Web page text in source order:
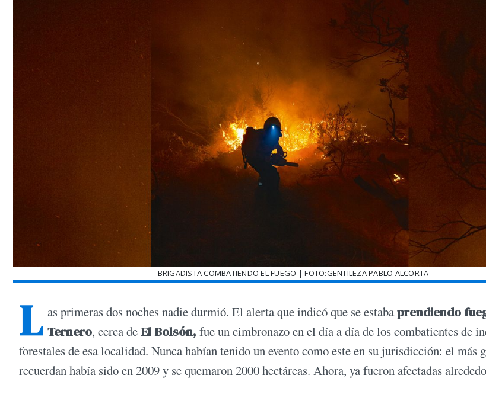
BRIGADISTA COMBATIENDO EL FUEGO | FOTO:GENTILEZA PABLO ALCORTA
L as primeras dos noches nadie durmió. El alerta que indicó que se estabaprendiendo
Ternero, cerca de El Bolsón, fue un cimbronazo en el día a día de los combatientes de
forestales de esa localidad. Nunca habían tenido un evento como este en su jurisdicción: el más
recuerdan había sido en 2009 y se quemaron 2000 hectáreas. Ahora, ya fueron afectadas